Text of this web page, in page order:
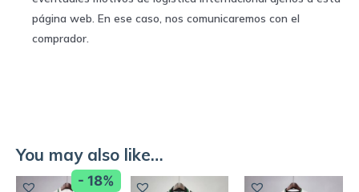
página web. En ese caso, nos comunicaremos con el
comprador.
You may also like…
- 18%